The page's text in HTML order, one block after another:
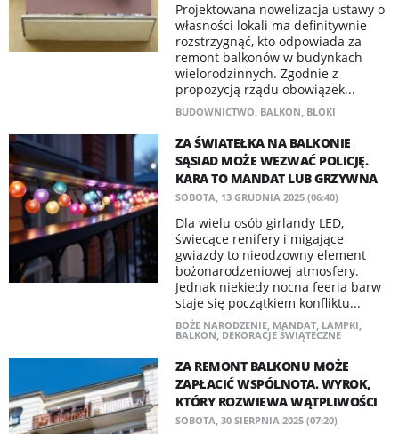
Projektowana nowelizacja ustawy o
własności lokali ma definitywnie
rozstrzygnąć, kto odpowiada za
remont balkonów w budynkach
wielorodzinnych. Zgodnie z
propozycją rządu obowiązek...
BUDOWNICTWO, BALKON, BLOKI
ZA ŚWIATEŁKA NA BALKONIE
SĄSIAD MOŻE WEZWAĆ POLICJĘ.
KARA TO MANDAT LUB GRZYWNA
SOBOTA, 13 GRUDNIA 2025 (06:40)
Dla wielu osób girlandy LED,
świecące renifery i migające
gwiazdy to nieodzowny element
bożonarodzeniowej atmosfery.
Jednak niekiedy nocna feeria barw
staje się początkiem konfliktu...
BOŻE NARODZENIE, MANDAT, LAMPKI,
BALKON, DEKORACJE ŚWIĄTECZNE
ZA REMONT BALKONU MOŻE
ZAPŁACIĆ WSPÓLNOTA. WYROK,
KTÓRY ROZWIEWA WĄTPLIWOŚCI
SOBOTA, 30 SIERPNIA 2025 (07:20)